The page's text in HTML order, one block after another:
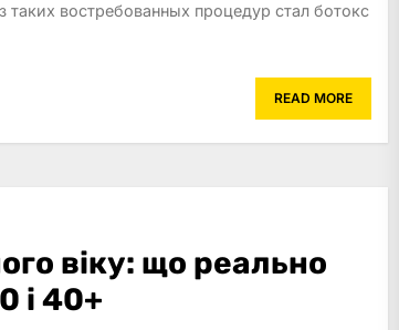
востребованных процедур стал ботокс
READ MORE
віку: що реально
і 40+